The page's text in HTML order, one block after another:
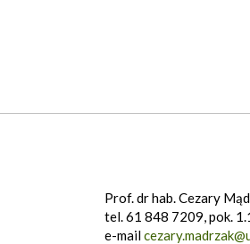
Prof. dr hab. Cezary
tel. 61 848 7209, pok.
e-mail